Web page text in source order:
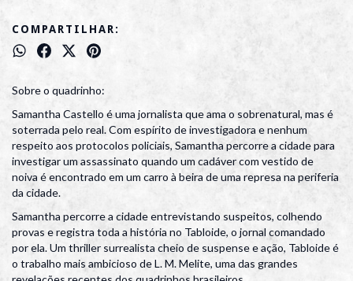
COMPARTILHAR:
Sobre o quadrinho:
Samantha Castello é uma jornalista que ama o sobrenatural, mas é
soterrada pelo real. Com espírito de investigadora e nenhum
respeito aos protocolos policiais, Samantha percorre a cidade para
investigar um assassinato quando um cadáver com vestido de
noiva é encontrado em um carro à beira de uma represa na periferia
da cidade.
Samantha percorre a cidade entrevistando suspeitos, colhendo
provas e registra toda a história no Tabloide, o jornal comandado
por ela. Um thriller surrealista cheio de suspense e ação, Tabloide é
o trabalho mais ambicioso de L. M. Melite, uma das grandes